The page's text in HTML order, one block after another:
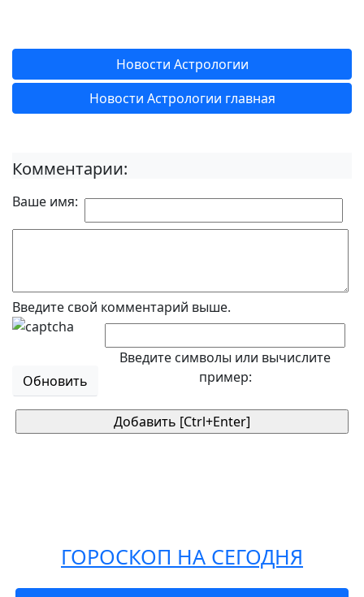
Новости Астрологии
Новости Астрологии главная
Комментарии:
Ваше имя:
Введите свой комментарий выше.
Обновить
Введите символы или вычислите
пример:
ГОРОСКОП НА СЕГОДНЯ